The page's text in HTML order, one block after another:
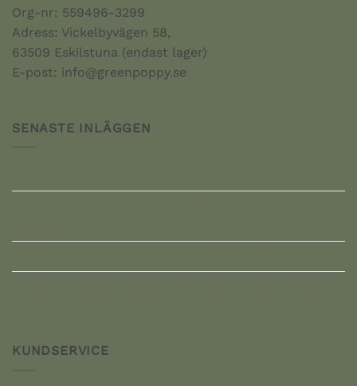
Org-nr: 559496-3299
Adress: Vickelbyvägen 58,
63509 Eskilstuna (endast lager)
E-post: info@greenpoppy.se
SENASTE INLÄGGEN
KUNDSERVICE